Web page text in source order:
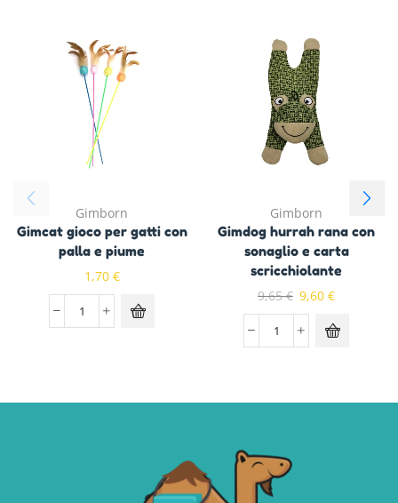
Gimborn
Gimcat gioco per gatti con
palla e piume
1,70 €
Gimborn
Gimdog hurrah rana con
sonaglio e carta
scricchiolante
9,65€ 9,60 €